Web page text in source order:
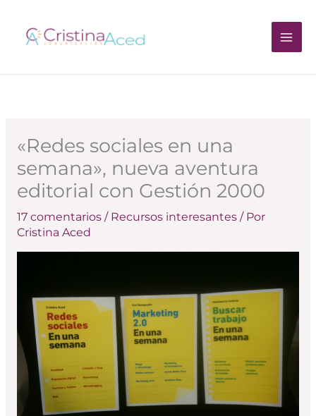
contenido
«Redes sociales en una
semana», nueva aventura
editorial con Gestión 2000
17 comentarios / Recursos interesantes/ Por
Cristina Aced